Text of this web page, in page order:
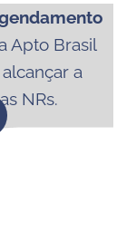
Apto Brasil
a
NRs.